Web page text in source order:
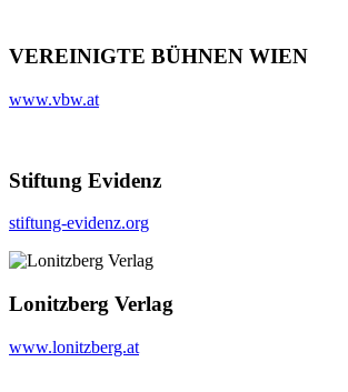
VEREINIGTE BÜHNEN WIEN
www.vbw.at
Stiftung Evidenz
stiftung-evidenz.org
Lonitzberg Verlag
www.lonitzberg.at